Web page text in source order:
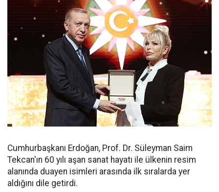
Cumhurbaşkanı Erdoğan, Prof. Dr. Süleyman Saim
Tekcan'ın 60 yılı aşan sanat hayatı ile ülkenin resim
alanında duayen isimleri arasında ilk sıralarda yer
aldığını dile getirdi.